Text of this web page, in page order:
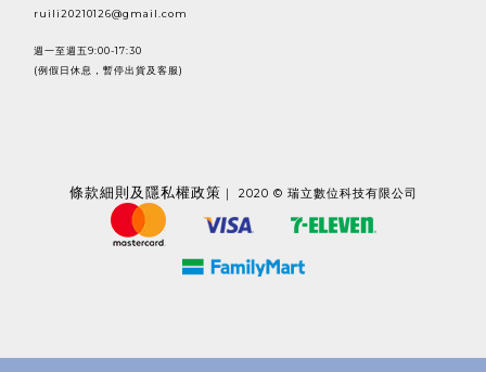
ruili20210126@gmail.com
週一至週五9:00-17:30
(例假日休息，暫停出貨及客服)
條款細則及隱私權政策 ｜ 2020 © 瑞立數位科技有限公司